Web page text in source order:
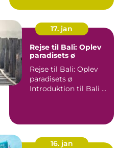
også kendt som
"Landet ...
17. jan
Rejse til Bali: Oplev
paradisets ø
Rejse til Bali: Oplev
paradisets ø
Introduktion til Bali ...
16. jan